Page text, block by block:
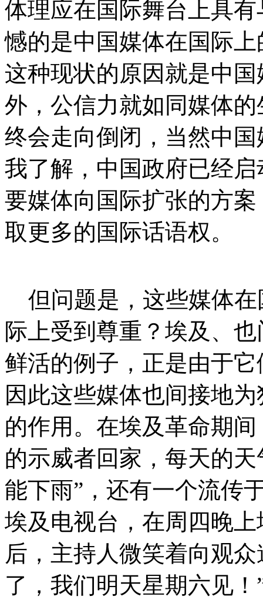
体理应在国际舞台上具
憾的是中国媒体在国际
这种现状的原因就是中
外，公信力就如同媒体
终会走向倒闭，当然中
我了解，中国政府已经
要媒体向国际扩张的方
取更多的国际话语权。
但问题是，这些媒体在
际上受到尊重？埃及、
鲜活的例子，正是由于
因此这些媒体也间接地
的作用。在埃及革命期
的示威者回家，每天的
能下雨”，还有一个流传
埃及电视台，在周四晚
后，主持人微笑着向观
了，我们明天星期六见